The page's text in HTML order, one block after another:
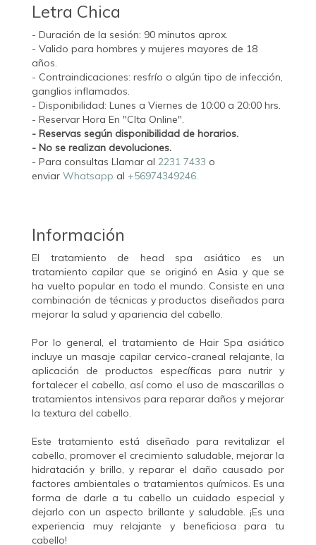
Letra Chica
- Duración de la sesión: 90 minutos aprox.
- Valido para hombres y mujeres mayores de 18
años.
- Contraindicaciones: resfrío o algún tipo de infección,
ganglios inflamados.
- Disponibilidad: Lunes a Viernes de 10:00 a 20:00 hrs.
- Reservar Hora En "CIta Online".
- Reservas según disponibilidad de horarios.
- No se realizan devoluciones.
- Para consultas Llamar al 2231 7433 o
enviar Whatsapp al +56974349246.
Información
El tratamiento de head spa asiático es un
tratamiento capilar que se originó en Asia y que se
ha vuelto popular en todo el mundo. Consiste en una
combinación de técnicas y productos diseñados para
mejorar la salud y apariencia del cabello.
Por lo general, el tratamiento de Hair Spa asiático
incluye un masaje capilar cervico-craneal relajante, la
aplicación de productos específicas para nutrir y
fortalecer el cabello, así como el uso de mascarillas o
tratamientos intensivos para reparar daños y mejorar
la textura del cabello.
Este tratamiento está diseñado para revitalizar el
cabello, promover el crecimiento saludable, mejorar la
hidratación y brillo, y reparar el daño causado por
factores ambientales o tratamientos químicos. Es una
forma de darle a tu cabello un cuidado especial y
dejarlo con un aspecto brillante y saludable. ¡Es una
experiencia muy relajante y beneficiosa para tu
cabello!